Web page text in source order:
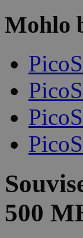
Mohlo
500